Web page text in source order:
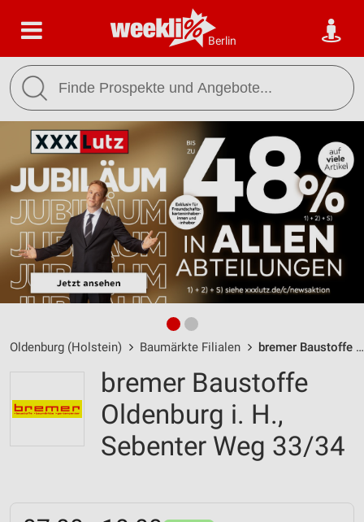
Berlin
Oldenburg (Holstein) Baumärkte Filialen bremer Baustoffe Oldenburg i. H. / Sebenter Weg 33/34 - Öffnungszeiten & Adresse
bremer Baustoffe
Oldenburg i. H.,
Sebenter Weg 33/34